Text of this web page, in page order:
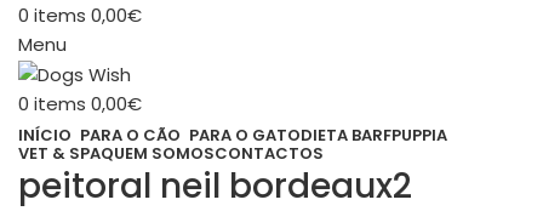
0 items 0,00€
Menu
0 items 0,00€
INÍCIO PARA O CÃO PARA O GATODIETA BARFPUPPIA
VET & SPAQUEM SOMOSCONTACTOS
peitoral neil bordeaux2